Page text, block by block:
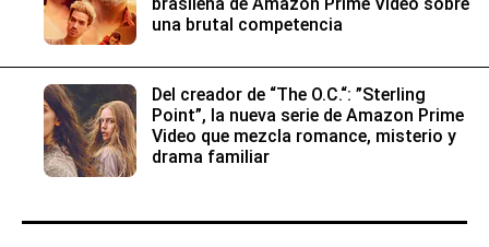
una brutal competencia
Del creador de “The O.C.“: ”Sterling
Point”, la nueva serie de Amazon Prime
Video que mezcla romance, misterio y
drama familiar